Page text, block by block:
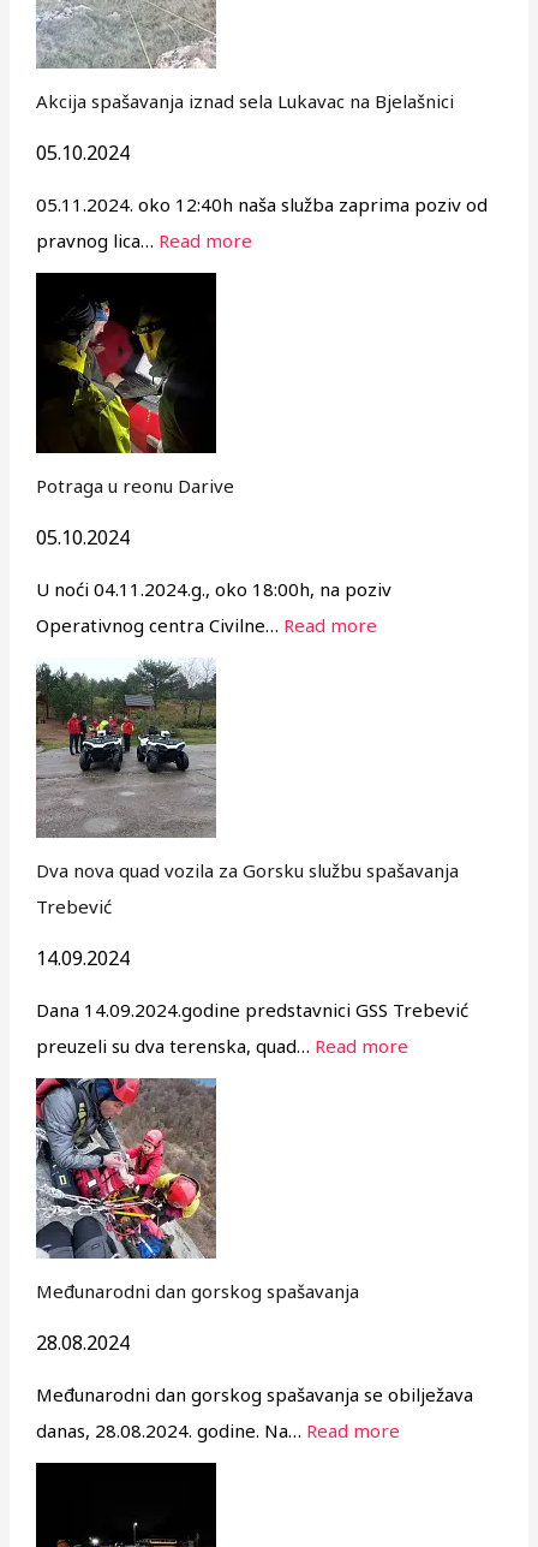
Akcija spašavanja iznad sela Lukavac na Bjelašnici
05.10.2024
05.11.2024. oko 12:40h naša služba zaprima poziv od
pravnog lica… Read more
Potraga u reonu Darive
05.10.2024
U noći 04.11.2024.g., oko 18:00h, na poziv
Operativnog centra Civilne… Read more
Dva nova quad vozila za Gorsku službu spašavanja
Trebević
14.09.2024
Dana 14.09.2024.godine predstavnici GSS Trebević
preuzeli su dva terenska, quad… Read more
Međunarodni dan gorskog spašavanja
28.08.2024
Međunarodni dan gorskog spašavanja se obilježava
danas, 28.08.2024. godine. Na… Read more